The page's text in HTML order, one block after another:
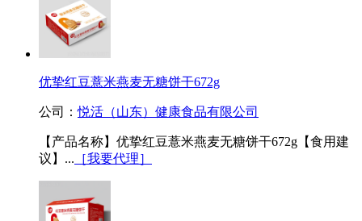
优挚红豆薏米燕麦无糖饼干672g
公司：悦活（山东）健康食品有限公司
【产品名称】优挚红豆薏米燕麦无糖饼干672g【食用建
议】... ［我要代理］